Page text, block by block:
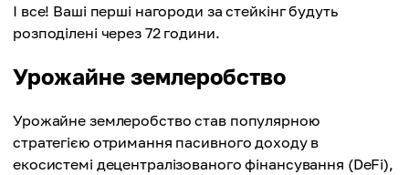
І все! Ваші перші нагороди за стейкінг будуть
розподілені через 72 години.
Урожайне землеробство
Урожайне землеробство став популярною
стратегією отримання пасивного доходу в
екосистемі децентралізованого фінансування (DeFi),